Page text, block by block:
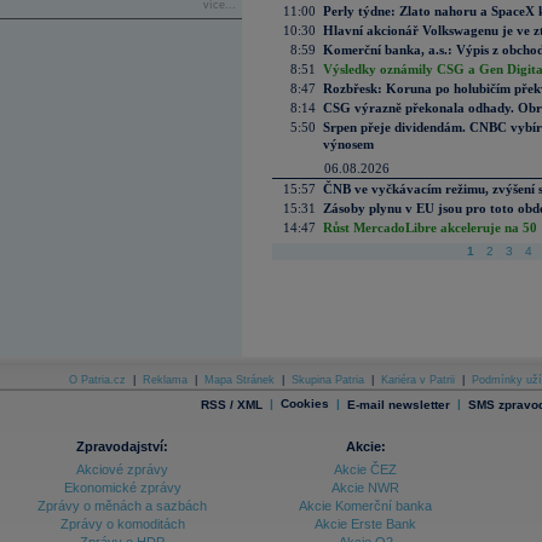
více...
11:00 Perly týdne: Zlato nahoru a SpaceX
10:30 Hlavní akcionář Volkswagenu je ve
8:59 Komerční banka, a.s.: Výpis z
8:51
Výsledky oznámily CSG a Gen
8:47 Rozbřesk: Koruna po holubičím
8:14 CSG výrazně překonala odhady.
5:50 Srpen přeje dividendám. CNBC
výnosem
06.08.2026
15:57 ČNB ve vyčkávacím režimu, zvýšení
15:31
Zásoby plynu v EU jsou pro toto
14:47 Růst MercadoLibre akceleruje na
1 2 3 4
O Patria.cz Reklama Mapa Stránek Skupina Patria Kariéra v Patrii Podmínky
RSS / XML | Cookies | E-mail newsletter | SMS
Zpravodajství:
Akciové zprávy
Ekonomické zprávy
Zprávy o měnách a sazbách
Zprávy o komoditách
Akcie:
Akcie ČEZ
Akcie NWR
Akcie Komerční banka
Akcie Erste Bank